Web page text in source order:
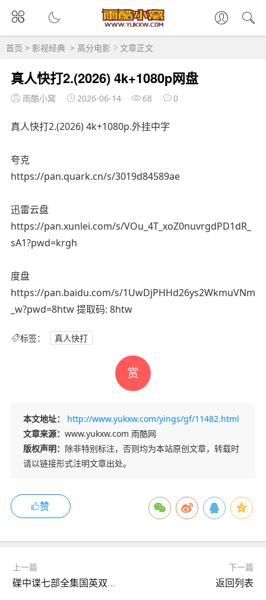
首页 > 影视经典 > 高分电影 文章正文
真人快打2.(2026) 4k+1080p网盘
雨酷小窝 2026-06-14 68 0
真人快打2.(2026) 4k+1080p.外挂中字
夸克
https://pan.quark.cn/s/3019d84589ae
迅雷云盘
https://pan.xunlei.com/s/VOu_4T_xoZ0nuvrgdPD1dR_
sA1?pwd=krgh
度盘
https://pan.baidu.com/s/1UwDjPHHd26ys2WkmuVNm
_w?pwd=8htw 提取码: 8htw
标签： 真人快打
赏
本文地址：
http://www.yukxw.com/yings/gf/11482.html
文章来源： www.yukxw.com 雨酷网
版权声明： 除非特别标注，否则均为本站原创文章，转载时
请以链接形式注明文章出处。
赞
上一篇
碟中谍七部全集国英双语超清版百度网盘分享
下一篇
返回列表